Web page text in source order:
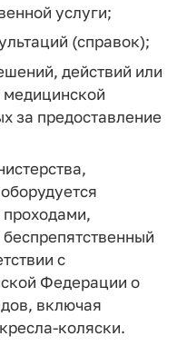
услуги;
(справок);
действий или
медицинской
за предоставление
с
Федерации о
включая
коляски.